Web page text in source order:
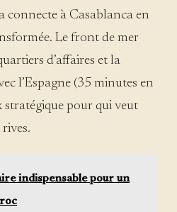
connecte à Casablanca en
Le front de mer
d’affaires et la
l’Espagne (35 minutes en
pour qui veut
indispensable pour un